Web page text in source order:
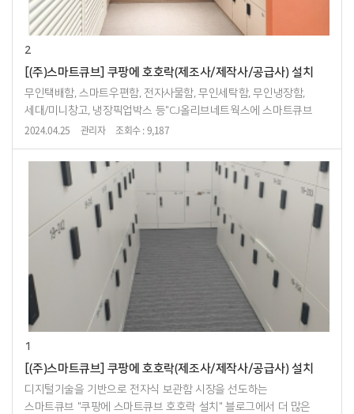
2
[(주)스마트큐브] 쿠팡에 호호락(제조사/제작사/공급사) 설치
무인택배함, 스마트우편함, 전자사물함, 무인세탁함, 무인냉장함,
세대/미니창고, 냉장픽업박스 등"CJ올리브네트웍스에 스마트큐브
호호락 설치"
2024.04.25 관리자 조회수 : 9,187
1
[(주)스마트큐브] 쿠팡에 호호락(제조사/제작사/공급사) 설치
디지털기술을 기반으로 전자식 보관함 시장을 선도하는
스마트큐브 "쿠팡에 스마트큐브 호호락 설치 " 블로그에서 더 많은